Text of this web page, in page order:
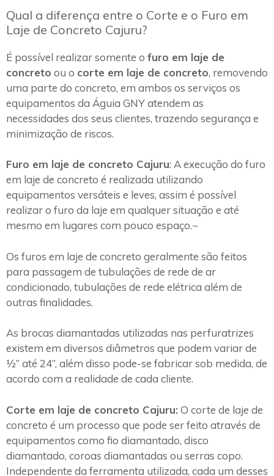
Qual a diferença entre o Corte e o Furo em
Laje de Concreto Cajuru?
É possível realizar somente o furo em laje de
concreto ou o corte em laje de concreto, removendo
uma parte do concreto, em ambos os serviços os
equipamentos da Águia GNY atendem as
necessidades dos seus clientes, trazendo segurança e
minimização de riscos.
Furo em laje de concreto Cajuru: A execução do furo
em laje de concreto é realizada utilizando
equipamentos versáteis e leves, assim é possível
realizar o furo da laje em qualquer situação e até
mesmo em lugares com pouco espaço.~
Os furos em laje de concreto geralmente são feitos
para passagem de tubulações de rede de ar
condicionado, tubulações de rede elétrica além de
outras finalidades.
As brocas diamantadas utilizadas nas perfuratrizes
existem em diversos diâmetros que podem variar de
½” até 24”, além disso pode-se fabricar sob medida, de
acordo com a realidade de cada cliente.
Corte em laje de concreto Cajuru: O corte de laje de
concreto é um processo que pode ser feito através de
equipamentos como fio diamantado, disco
diamantado, coroas diamantadas ou serras copo.
Independente da ferramenta utilizada, cada um desses